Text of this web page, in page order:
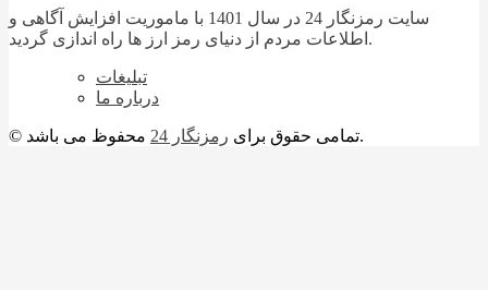
سایت رمزنگار 24 در سال 1401 با ماموریت افزایش آگاهی و
اطلاعات مردم از دنیای رمز ارز ها راه اندازی گردید.
تبلیغات
درباره ما
© تمامی حقوق برای رمزنگار 24 محفوظ می باشد.